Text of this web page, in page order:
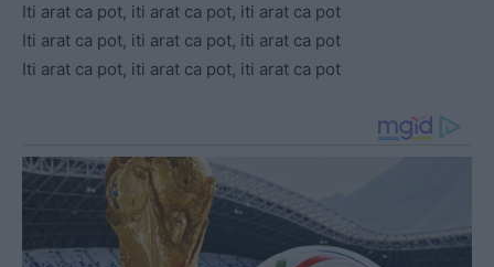
Iti arat ca pot, iti arat ca pot, iti arat ca pot
Iti arat ca pot, iti arat ca pot, iti arat ca pot
Iti arat ca pot, iti arat ca pot, iti arat ca pot